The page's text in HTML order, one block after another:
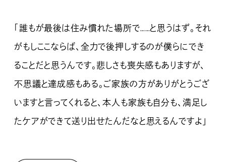
「誰もが最後は住み慣れた場所で……と思うはず。それ
がもしここならば、全力で後押しするのが僕らにでき
ることだと思うんです。悲しさも喪失感もありますが、
不思議と達成感もある。ご家族の方がありがとうござ
いますと言ってくれると、本人も家族も自分も、満足し
たケアができて送り出せたんだなと思えるんですよ」